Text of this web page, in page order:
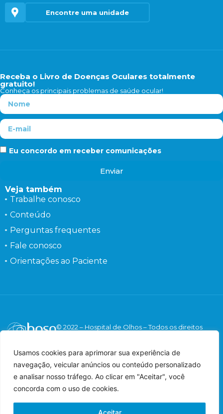
Usamos cookies para aprimorar sua experiência de
navegação, veicular anúncios ou conteúdo personalizado
e analisar nosso tráfego. Ao clicar em "Aceitar", você
concorda com o uso de cookies.
Aceitar
Encontre uma unidade
Receba o Livro de Doenças Oculares totalmente
gratuito!
Conheça os principais problemas de saúde ocular!
Eu concordo em receber comunicações
Enviar
Veja também
Trabalhe conosco
Conteúdo
Perguntas frequentes
Fale conosco
Orientações ao Paciente
© 2022 – Hospital de Olhos – Todos os direitos
Oftalmologista – CRM: 125547 – RQE: 42548.
Imagens meramente ilustrativas.